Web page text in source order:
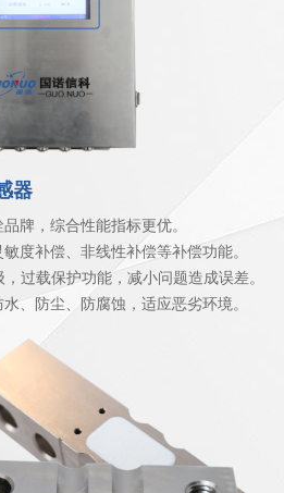
器
牌，综合性能指标更优。
度补偿、非线性补偿等补偿功能。
过载保护功能，减小问题造成误差。
、防尘、防腐蚀，适应恶劣环境。